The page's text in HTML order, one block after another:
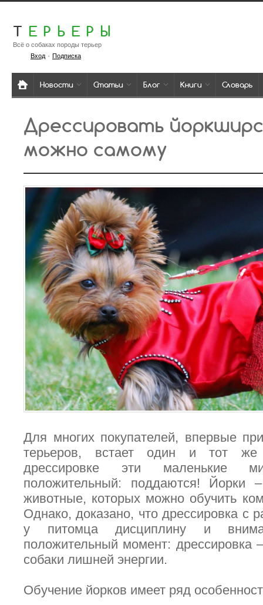
Т ЕРЬЕРЫ
Всё о собаках породы терьер
Вход· Подписка
Новости Статьи Блог Книги Словарь
Дрессировать
можно самому
Для многих покупателей, впервые
терьеров, встает один и тот
дрессировке эти маленькие
положительный: поддаются! Йорки
животные, которых можно обучить
Однако, доказано, что дрессировка с
у питомца дисциплину и
положительный момент: дрессировка
собаки лишней энергии.
Обучение йорков имеет ряд